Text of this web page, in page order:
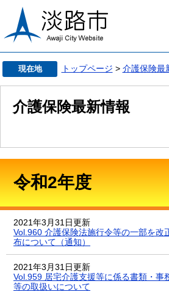
現在地 トップページ > 介護保険最
介護保険最新情報
令和2年度
2021年3月31日更新
Vol.960 介護保険法施行令等の一部を改
布について（通知）
2021年3月31日更新
Vol.959 居宅介護支援等に係る書類・事
等の取扱いについて